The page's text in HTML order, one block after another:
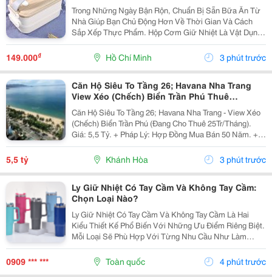
Trong Những Ngày Bận Rộn, Chuẩn Bị Sẵn Bữa Ăn Từ
Nhà Giúp Bạn Chủ Động Hơn Về Thời Gian Và Cách
Sắp Xếp Thực Phẩm. Hộp Cơm Giữ Nhiệt Là Vật Dụng
Tiện Lợi, Phù Hợp Để Mang Theo Cơm Và Các Món Ăn
Kèm Khi Đi Học, Đi Làm Hoặc Di Chuyển Trong Ngày.
Chọn...
149.000₫ Hồ Chí Minh 3 phút trước
Căn Hộ Siêu To Tầng 26; Havana Nha Trang
View Xéo (Chếch) Biển Trần Phú Thuê
25Tr/Tháng 5,5 Tỷ
Căn Hộ Siêu To Tầng 26; Havana Nha Trang - View Xéo
(Chếch) Biển Trần Phú (Đang Cho Thuê 25Tr/Tháng).
Giá: 5,5 Tỷ. + Pháp Lý: Hợp Đồng Mua Bán 50 Năm. +
Toạ Lạc: 38 Trần Phú, P Lộc Thọ, Tp Nha Trang, Tỉnh
Khánh Hoà. + Diện Tích: 160M&Sup2; Tầng 26 /...
5,5 tỷ Khánh Hòa 3 phút trước
Ly Giữ Nhiệt Có Tay Cầm Và Không Tay Cầm:
Chọn Loại Nào?
Ly Giữ Nhiệt Có Tay Cầm Và Không Tay Cầm Là Hai
Kiểu Thiết Kế Phổ Biến Với Những Ưu Điểm Riêng Biệt.
Mỗi Loại Sẽ Phù Hợp Với Từng Nhu Cầu Như Làm
Việc, Học Tập, Di Chuyển Hay Du Lịch. Hãy Cùng
Cozycup Tìm Hiểu Sự Khác Biệt Để Lựa Chọn Chiếc Ly
0909 *** *** Toàn quốc 4 phút trước